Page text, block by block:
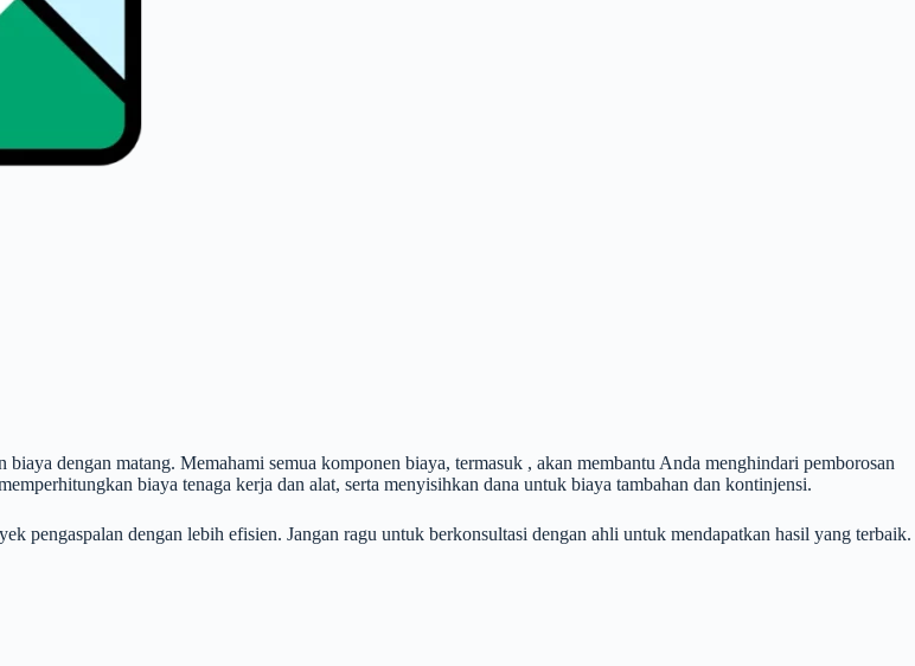
dengan matang. Memahami semua komponen biaya, termasuk , akan membantu Anda menghindari pemborosan
biaya tenaga kerja dan alat, serta menyisihkan dana untuk biaya tambahan dan kontinjensi.
pengaspalan dengan lebih efisien. Jangan ragu untuk berkonsultasi dengan ahli untuk mendapatkan hasil yang terbaik.